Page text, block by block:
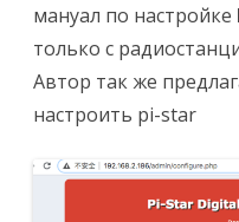
мануал по настройке
только с
Автор так же
настроить pi-star